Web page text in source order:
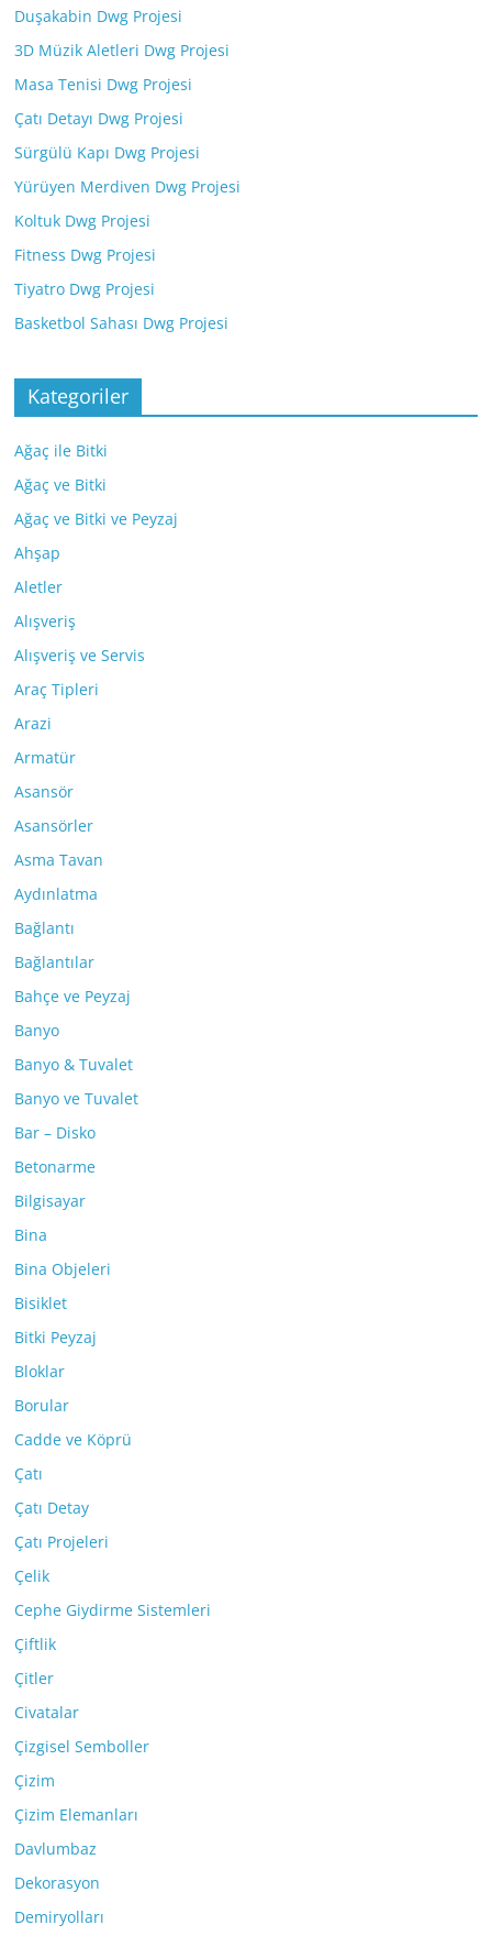
Duşakabin Dwg Projesi
3D Müzik Aletleri Dwg Projesi
Masa Tenisi Dwg Projesi
Çatı Detayı Dwg Projesi
Sürgülü Kapı Dwg Projesi
Yürüyen Merdiven Dwg Projesi
Koltuk Dwg Projesi
Fitness Dwg Projesi
Tiyatro Dwg Projesi
Basketbol Sahası Dwg Projesi
Kategoriler
Ağaç ile Bitki
Ağaç ve Bitki
Ağaç ve Bitki ve Peyzaj
Ahşap
Aletler
Alışveriş
Alışveriş ve Servis
Araç Tipleri
Arazi
Armatür
Asansör
Asansörler
Asma Tavan
Aydınlatma
Bağlantı
Bağlantılar
Bahçe ve Peyzaj
Banyo
Banyo & Tuvalet
Banyo ve Tuvalet
Bar – Disko
Betonarme
Bilgisayar
Bina
Bina Objeleri
Bisiklet
Bitki Peyzaj
Bloklar
Borular
Cadde ve Köprü
Çatı
Çatı Detay
Çatı Projeleri
Çelik
Cephe Giydirme Sistemleri
Çiftlik
Çitler
Civatalar
Çizgisel Semboller
Çizim
Çizim Elemanları
Davlumbaz
Dekorasyon
Demiryolları